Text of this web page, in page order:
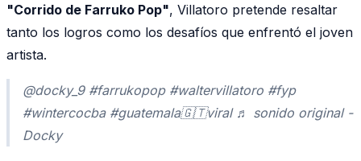
"Corrido de Farruko Pop", Villatoro pretende resaltar
tanto los logros como los desafíos que enfrentó el joven
artista.
@docky_9 #farrukopop #waltervillatoro #fyp
#wintercocba #guatemala🇬🇹viral ♬ sonido original -
Docky